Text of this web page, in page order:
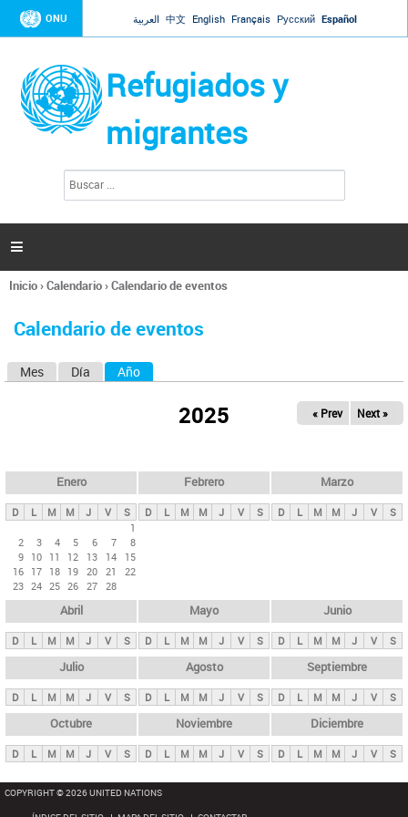
Jump to navigation
ONU العربية 中文 English Français Русский Español
Refugiados y
migrantes
l
d
s

Se
usted
Inicio›Calendario›Calendario de eventos
Calendario de eventos
s
p
n
i
p
a
l
s
Mes Día Año
2025 « Prev Next »
Enero
D L M M J V
S
1
2
3 4 5 6 7
8
9 10 11 12 13 14
15
16 17 18 19 20 21
22
23 24 25 26 27 28
Febrero
D L M M J V S
Marzo
D L M M J V S
Abril
D L M M J V S
Mayo
D L M M J V S
Junio
D L M M J V S
Julio
D L M M J V S
Agosto
D L M M J V S
Septiembre
D L M M J V S
Octubre
D L M M J V S
Noviembre
D L M M J V S
Diciembre
D L M M J V S
COPYRIGHT © 2026 UNITED NATIONS